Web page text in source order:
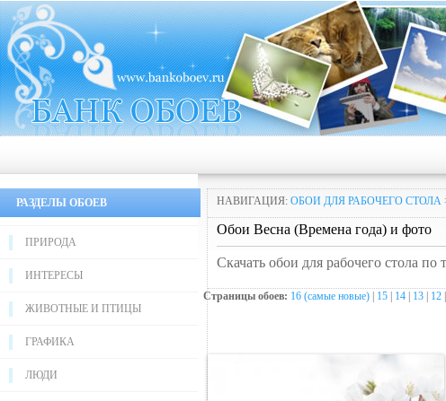
РАЗДЕЛЫ ОБОЕВ
ПРИРОДА
ИНТЕРЕСЫ
ЖИВОТНЫЕ И ПТИЦЫ
ГРАФИКА
ЛЮДИ
НАВИГАЦИЯ: ОБОИ ДЛЯ РАБОЧЕГО СТОЛА
Обои Весна (Времена года) и фото
Скачать обои для рабочего стола по
Страницы обоев: 16 (самые новые) 15 14 13 12